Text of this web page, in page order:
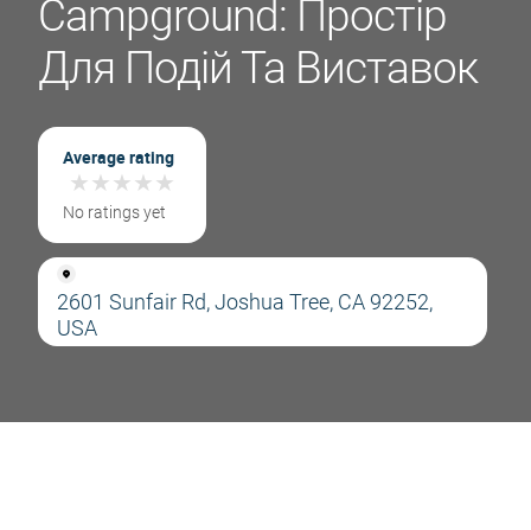
Campground: Простір
Для Подій Та Виставок
Average rating
★★★★★
★★★★★
No ratings yet
2601 Sunfair Rd, Joshua Tree, CA 92252,
USA